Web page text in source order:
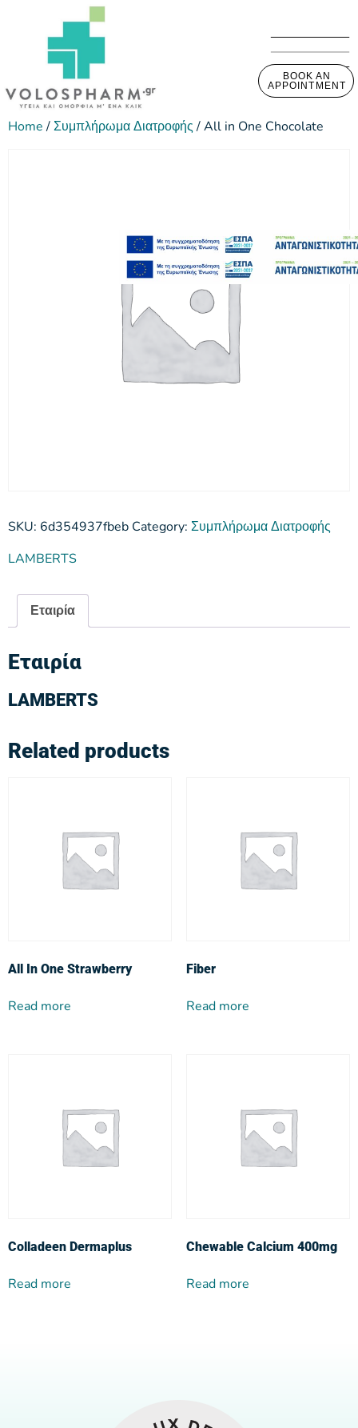
BOOK AN
APPOINTMENT
Home/Συμπλήρωμα Διατροφής/ All in One Chocolate
SKU: 6d354937fbeb Category: Συμπλήρωμα Διατροφής
LAMBERTS
Εταιρία
Εταιρία
LAMBERTS
Related products
All In One Strawberry
Read more
Fiber
Read more
Colladeen Dermaplus
Read more
Chewable Calcium 400mg
Read more